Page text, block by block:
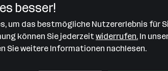
stimme unseren Cookie-
Richtlinien zu, um diese Karte
anzuzeigen.
Zustimmung geben
besser!
um das bestmögliche Nutzererlebnis für
können Sie jederzeit widerrufen. In
Sie weitere Informationen nachlesen.